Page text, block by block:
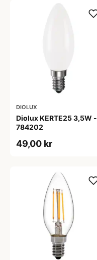
DIOLUX
Diolux KERTE25 3,5W -
784202
49,00 kr